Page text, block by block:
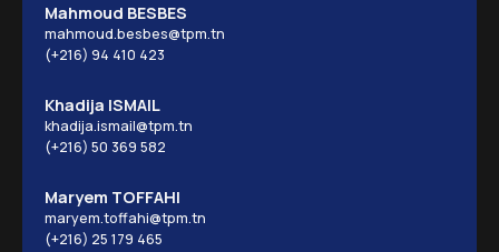
Mahmoud BESBES
mahmoud.besbes@tpm.tn
(+216) 94 410 423
Khadija ISMAIL
khadija.ismail@tpm.tn
(+216) 50 369 582
Maryem TOFFAHI
maryem.toffahi@tpm.tn
(+216) 25 179 465